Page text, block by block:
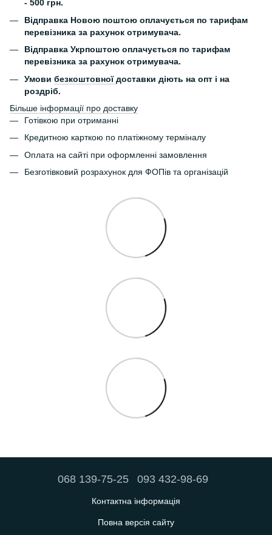
- 500 грн.
Відправка Новою поштою оплачується по тарифам
перевізника за рахунок отримувача.
Відправка Укрпоштою оплачується по тарифам
перевізника за рахунок отримувача.
Умови безкоштовноїдоставки діють на опт і на
роздріб.
Більше інформації про доставку
Готівкою при отриманні
Кредитною карткою по платіжному терміналу
Оплата на сайті при оформленні замовлення
Безготівковий розрахунок для ФОПів та організацій
068 139-75-25 093 432-98-69
Контактна інформація
Повна версія сайту